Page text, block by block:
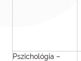
Pszichológia –